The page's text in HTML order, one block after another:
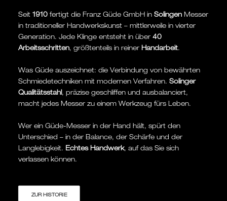
Seit 1910 fertigt die Franz Güde GmbH in Solingen Messer
in traditioneller Handwerkskunst – mittlerweile in vierter
Generation. Jede Klinge entsteht in über 40
Arbeitsschritten, größtenteils in reiner Handarbeit.
Was Güde auszeichnet: die Verbindung von bewährten
Schmiedetechniken mit modernen Verfahren. Solinger
Qualitätsstahl, präzise geschliffen und ausbalanciert,
macht jedes Messer zu einem Werkzeug fürs Leben.
Wer ein Güde-Messer in der Hand hält, spürt den
Unterschied – in der Balance, der Schärfe und der
Langlebigkeit. Echtes Handwerk, auf das Sie sich
verlassen können.
ZUR HISTORIE